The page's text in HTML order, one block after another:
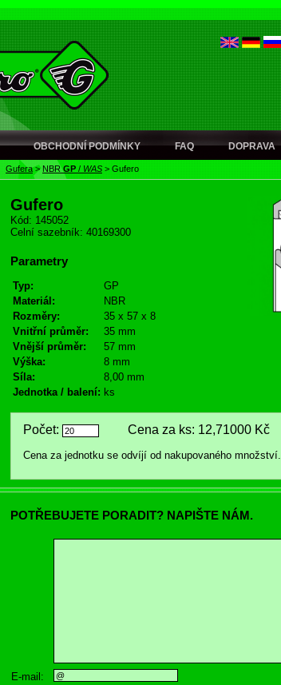
OBCHODNÍ PODMÍNKY FAQ DOPRAVA
Gufera> NBRGP / WAS > Gufero
Gufero
Kód: 145052
Celní sazebník: 40169300
Parametry
Typ:
GP
Materiál:
NBR
Rozměry:
35 x 57 x 8
Vnitřní průměr:
35 mm
Vnější průměr:
57 mm
Výška:
8 mm
Síla:
8,00 mm
Jednotka / balení: ks
Počet: Cena za ks: 12,71000 Kč
Cena za jednotku se odvíjí od nakupovaného množství.
POTŘEBUJETE PORADIT? NAPIŠTE NÁM.
E-mail: